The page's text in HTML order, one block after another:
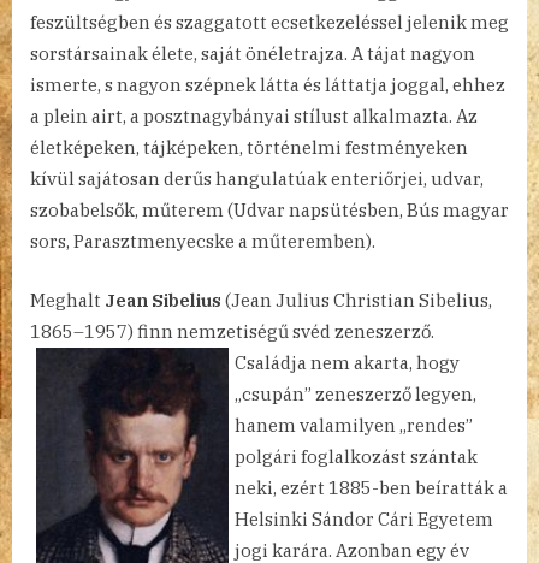
feszültségben és szaggatott ecsetkezeléssel jelenik meg
sorstársainak élete, saját önéletrajza. A tájat nagyon
ismerte, s nagyon szépnek látta és láttatja joggal, ehhez
a plein airt, a posztnagybányai stílust alkalmazta. Az
életképeken, tájképeken, történelmi festményeken
kívül sajátosan derűs hangulatúak enteriőrjei, udvar,
szobabelsők, műterem (Udvar napsütésben, Bús magyar
sors, Parasztmenyecske a műteremben).
Meghalt Jean Sibelius (Jean Julius Christian Sibelius,
1865–1957) finn nemzetiségű svéd zeneszerző.
Családja nem akarta, hogy
„csupán” zeneszerző legyen,
hanem valamilyen „rendes”
polgári foglalkozást szántak
neki, ezért 1885-ben beíratták a
Helsinki Sándor Cári Egyetem
jogi karára. Azonban egy év